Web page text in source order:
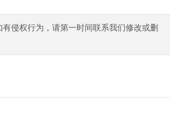
侵权行为，请第一时间联系我们修改或删